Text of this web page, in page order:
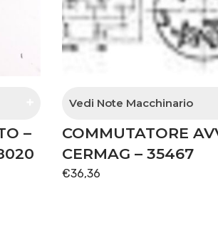
–
Vedi Note Macchinario
quadro con chiave
COMMUTATORE
CERMAG – 35467
€36,36